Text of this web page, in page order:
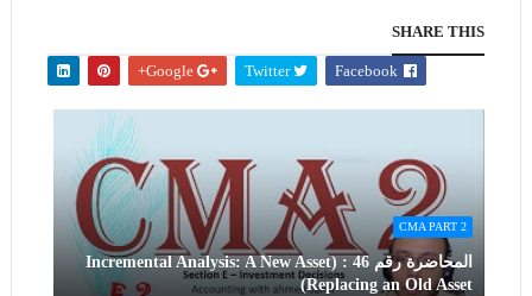
SHARE THIS
Twitter
Google+
CMA PART 2
المحاضرة رقم 46 : (Incremental Analysis: A New Asset
Replacing an Old Asset)